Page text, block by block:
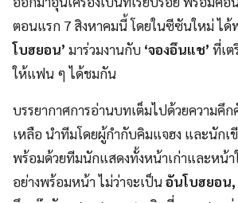
ตอนแรก 7 สิงหาคมนี้ โดยในซีซันใหม่ ได้
โบฮยอน’ มาร่วมงานกับ ‘จองอึนแช’ ที่เต
ให้แฟน ๆ ได้ชมกัน
บรรยากาศการอ่านบทเต็มไปด้วยความคึ
เหลือ นำทีมโดยผู้กำกับคิมแจฮง และนัก
พร้อมด้วยทีมนักแสดงทั้งหน้าเก่าและหน้
อย่างพร้อมหน้า ไม่ว่าจะเป็นอันโบฮยอน